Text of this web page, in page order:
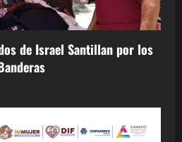
de Israel Santillan por los